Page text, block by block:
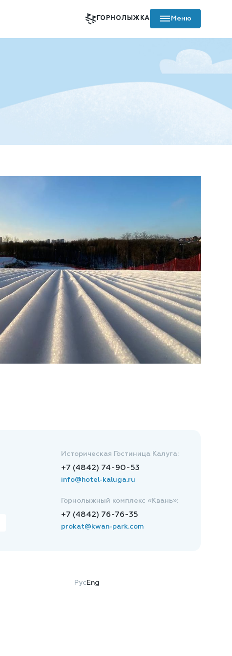
ГОРНОЛЫЖКА
Карта комплекса
Меню
Историческая Гостиница Калуга:
+7 (4842) 74-90-53
info@hotel-kaluga.ru
Горнолыжный комплекс «Квань»:
+7 (4842) 76-76-35
prokat@kwan-park.com
Рус Eng